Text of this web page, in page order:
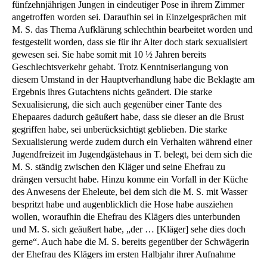
fünfzehnjährigen Jungen in eindeutiger Pose in ihrem Zimmer
angetroffen worden sei. Daraufhin sei in Einzelgesprächen mit
M. S. das Thema Aufklärung schlechthin bearbeitet worden und
festgestellt worden, dass sie für ihr Alter doch stark sexualisiert
gewesen sei. Sie habe somit mit 10 ½ Jahren bereits
Geschlechtsverkehr gehabt. Trotz Kenntniserlangung von
diesem Umstand in der Hauptverhandlung habe die Beklagte am
Ergebnis ihres Gutachtens nichts geändert. Die starke
Sexualisierung, die sich auch gegenüber einer Tante des
Ehepaares dadurch geäußert habe, dass sie dieser an die Brust
gegriffen habe, sei unberücksichtigt geblieben. Die starke
Sexualisierung werde zudem durch ein Verhalten während einer
Jugendfreizeit im Jugendgästehaus in T. belegt, bei dem sich die
M. S. ständig zwischen den Kläger und seine Ehefrau zu
drängen versucht habe. Hinzu komme ein Vorfall in der Küche
des Anwesens der Eheleute, bei dem sich die M. S. mit Wasser
bespritzt habe und augenblicklich die Hose habe ausziehen
wollen, woraufhin die Ehefrau des Klägers dies unterbunden
und M. S. sich geäußert habe, „der … [Kläger] sehe dies doch
gerne“. Auch habe die M. S. bereits gegenüber der Schwägerin
der Ehefrau des Klägers im ersten Halbjahr ihrer Aufnahme